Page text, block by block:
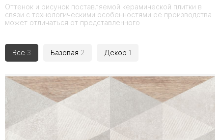
Оттенок и рисунок поставляемой керамической плитки в
связи с технологическими особенностями её производства
может отличаться от представленного
Все 3 Базовая 2 Декор 1